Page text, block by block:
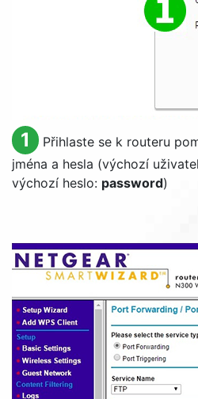
1
Přihlaste se k routeru
jména a hesla (výchozí
výchozí heslo: password)